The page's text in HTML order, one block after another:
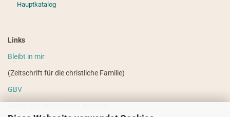
Hauptkatalog
Links
Bleibt in mir
(Zeitschrift für die christliche Familie)
GBV